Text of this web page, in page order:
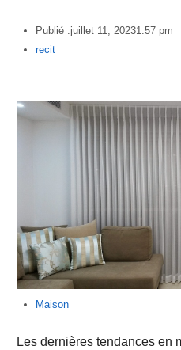
Publié :juillet 11, 20231:57 pm
Author
recit
Maison
Les dernières tendances en